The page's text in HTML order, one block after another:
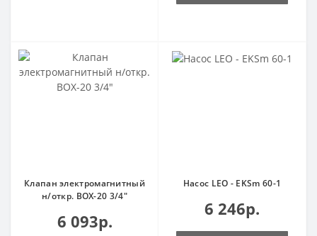
Клапан электромагнитный
н/откр. ВОХ-20 3/4"
6 093р.
Насос LEO - EKSm 60-1
6 246р.